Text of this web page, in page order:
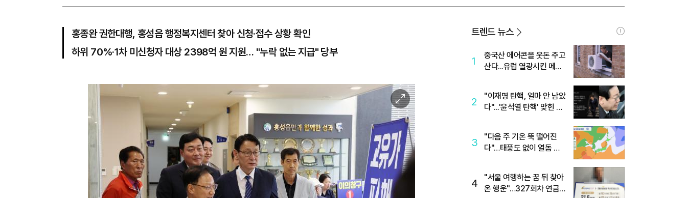
트
트
홍종완 권한대행, 홍성읍 행정복지센터 찾아 신청·접수 상황 확인
하위 70%·1차 미신청자 대상 2398억 원 지원… "누락 없는 지급" 당부
이
미
지
확
대
트렌드 뉴스
1
중국산 에어콘을 웃돈 주고
산다...유럽 열광시킨 메이
2
"이재명 탄핵, 얼마 안 남았
다"...'윤석열 탄핵' 맞힌 무
3
"다음 주 기온 뚝 떨어진
다"…태풍도 없이 열돔 박
4
"서울 여행하는 꿈 뒤 찾아
온 행운"…327회차 연금